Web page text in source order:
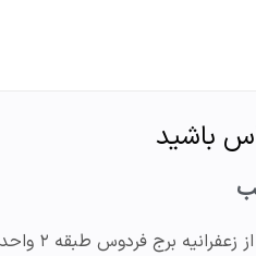
باشید
برج فردوس طبقه ۲ واحد ۱۲